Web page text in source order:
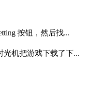
按钮，然后找...
光机把游戏下载了下...